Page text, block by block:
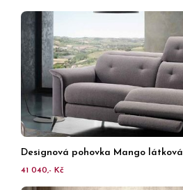
Designová pohovka Mango látková
41 040,- Kč